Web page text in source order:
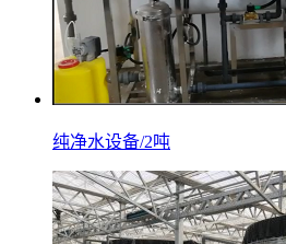
纯净水设备/2吨